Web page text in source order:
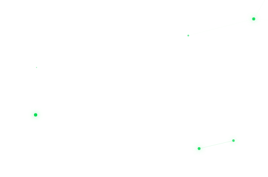
کالایی کامل از بهترین برندهای بازار است. ما با افتخار برندهای